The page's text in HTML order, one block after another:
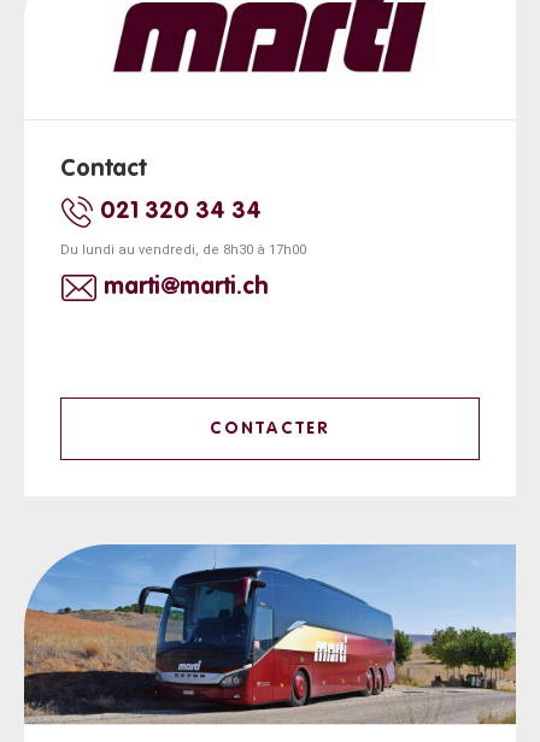
Contact
021 320 34 34
Du lundi au vendredi, de 8h30 à 17h00
marti@marti.ch
CONTACTER